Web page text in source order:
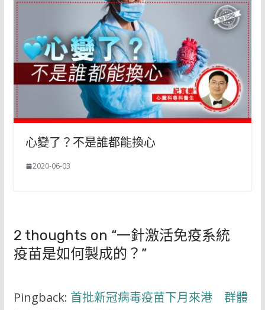
心變了？不是誰都能換心
2020-06-03
2 thoughts on “一針激活免疫系統
疫苗是如何製成的？ ”
Pingback: 首批新冠病毒疫苗下月來港 群體